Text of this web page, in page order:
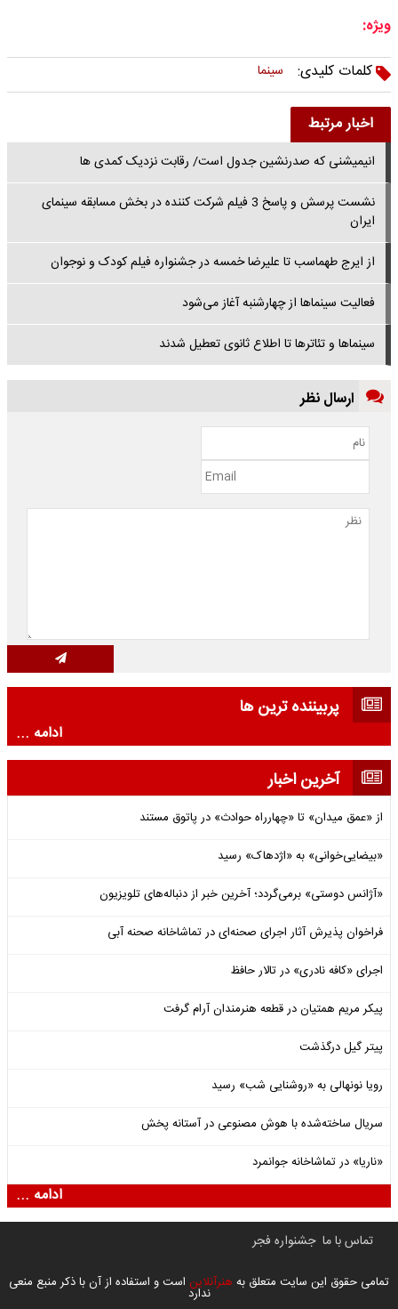
ویژه:
کلمات کلیدی:
سینما
اخبار مرتبط
انیمیشنی که صدرنشین جدول است/ رقابت نزدیک کمدی ها
نشست پرسش و پاسخ 3 فیلم شرکت کننده در بخش مسابقه سینمای
ایران
از ایرج طهماسب تا علیرضا خمسه در جشنواره فیلم کودک و نوجوان
فعالیت سینماها از چهارشنبه آغاز می‌شود
سینماها و تئاترها تا اطلاع ثانوی تعطیل شدند
ارسال نظر
پربیننده ترین ها
ادامه ...
آخرین اخبار
از «عمق میدان» تا «چهارراه حوادث» در پاتوق مستند
«بیضایی‌خوانی» به «اژدهاک» رسید
«آژانس دوستی» برمی‌گردد؛ آخرین خبر از دنباله‌های تلویزیون
فراخوان پذیرش آثار اجرای صحنه‌ای در تماشاخانه صحنه آبی
اجرای «کافه نادری» در تالار حافظ
پیکر مریم همتیان در قطعه هنرمندان آرام گرفت
پیتر گیل درگذشت
رویا نونهالی به «روشنایی شب» رسید
سریال ساخته‌شده با هوش مصنوعی در آستانه پخش
«ناریا» در تماشاخانه جوانمرد
ادامه ...
تماس با ما جشنواره فجر
تمامی حقوق این سایت متعلق به هنرآنلاین است و استفاده از آن با ذکر منبع منعی
ندارد